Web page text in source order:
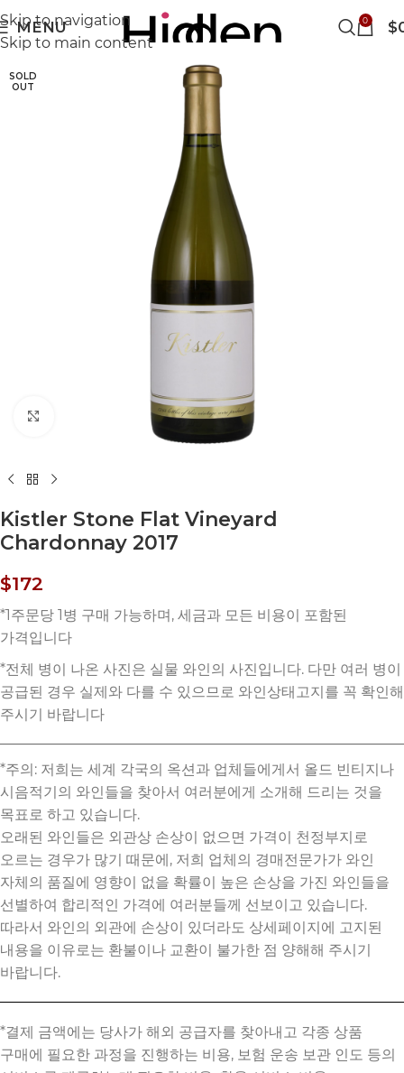
Skip to navigation
Skip to main content
MENU 0 $
SOLD
OUT
Click to enlarge
Kistler Stone Flat Vineyard
Chardonnay 2017
$172
*주의: 저희는 세계 각국의 옥션과 업체들에게서 올드 빈티지나
시음적기의 와인들을 찾아서 여러분에게 소개해 드리는 것을
목표로 하고 있습니다.
오래된 와인들은 외관상 손상이 없으면 가격이 천정부지로
오르는 경우가 많기 때문에, 저희 업체의 경매전문가가 와인
자체의 품질에 영향이 없을 확률이 높은 손상을 가진 와인들을
선별하여 합리적인 가격에 여러분들께 선보이고 있습니다.
따라서 와인의 외관에 손상이 있더라도 상세페이지에 고지된
내용을 이유로는 환불이나 교환이 불가한 점 양해해 주시기
바랍니다.